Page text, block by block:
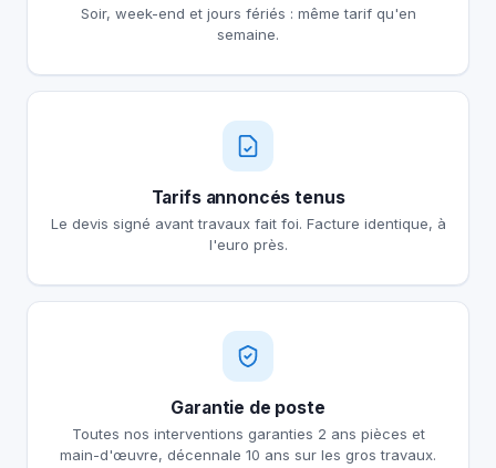
Soir, week-end et jours fériés : même tarif qu'en
semaine.
Tarifs annoncés tenus
Le devis signé avant travaux fait foi. Facture identique, à
l'euro près.
Garantie de poste
Toutes nos interventions garanties 2 ans pièces et
main-d'œuvre, décennale 10 ans sur les gros travaux.